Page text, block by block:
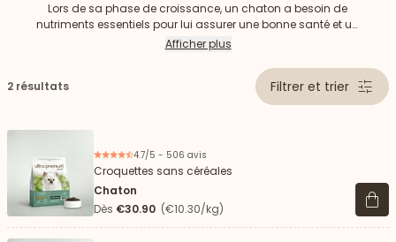
Lors de sa phase de croissance, un chaton a besoin de
nutriments essentiels pour lui assurer une bonne santé et un
bien-être optimal au cours de sa vie. Chez Ultra Premium
adaptées aux besoins des jeunes chats. Avec un maximum
d'ingrédients d'origine animale et fabriquées sans céréales,
nos croquettes respectent leur nature carnivore afin de leur
Afficher plus
2 résultats Filtrer et trier
4.7/5 - 506 avis
Croquettes sans céréales
Chaton
Dès €30.90 (€10.30/kg) Voir